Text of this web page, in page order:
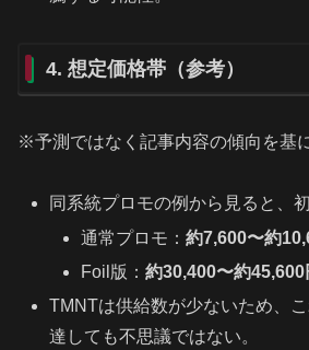
4. 想定価格帯（参考）
※予測ではなく記事内容の傾向を基
同系統プロモの例から見ると、
通常プロモ：約7,600〜約
Foil版：約30,400〜約45,600
TMNTは供給数が少ないため、
達しても不思議ではない。